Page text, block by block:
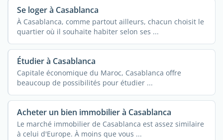
Se loger à Casablanca
À Casablanca, comme partout ailleurs, chacun choisit le
quartier où il souhaite habiter selon ses ...
Étudier à Casablanca
Capitale économique du Maroc, Casablanca offre
beaucoup de possibilités pour étudier ...
Acheter un bien immobilier à Casablanca
Le marché immobilier de Casablanca est assez similaire
à celui d'Europe. À moins que vous ...